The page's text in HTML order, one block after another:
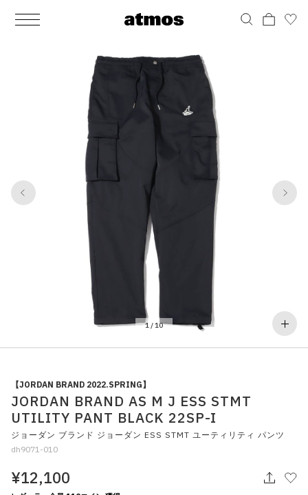
MEN
その他
アディダス ピックアップ
シューズ
すべてのシューズ
ライフスタイルランニング
ウェア
アンダーウェア
すべてのウェア
バッグ
バックパック / リュック
ショルダー / メッセンジャーバッグ
トート / エコバッグ
クラッチ / セカンドバッグ
ウエストバッグ
すべてのバッグ
アクセサリー
ポーチ / ウォレット
グッズ / アクセサリー
すべてのアクセサリー
その他
シューケア / グッズ
おもちゃ / フィギュア
すべてのその他
WOMENS
その他
アディダス ピックアップ
シューズ
サンダル / パンプス
すべてのシューズ
ライフスタイルランニング
ウェア
スカート
アンダーウェア
すべてのウェア
バッグ
バックパック / リュック
ショルダー / メッセンジャーバッグ
トート / エコバッグ
クラッチ / セカンドバッグ
ウエストバッグ
すべてのバッグ
アクセサリー
ポーチ / ウォレット
グッズ / アクセサリー
すべてのアクセサリー
その他
シューケア / グッズ
おもちゃ / フィギュア
すべてのその他
1 /10
1 10
【JORDAN BRAND 2022.SPRING】
JORDAN BRAND AS M J ESS STMT
UTILITY PANT BLACK 22SP-I
ジョーダン ブランド ジョーダン ESS STMT ユーティリティ パンツ
dh9071-010
¥12,100